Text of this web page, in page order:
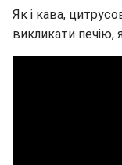
Як і кава,
викликати печію,